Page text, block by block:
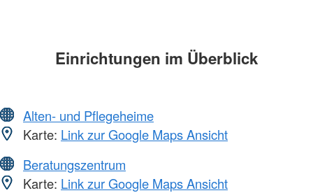
Einrichtungen im Überblick
Alten- und Pflegeheime
Karte: Link zur Google Maps Ansicht
Beratungszentrum
Karte: Link zur Google Maps Ansicht